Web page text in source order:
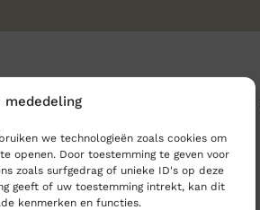
mededeling
we technologieën zoals cookies om
openen. Door toestemming te geven voor
zoals surfgedrag of unieke ID's op deze
geeft of uw toestemming intrekt, kan dit
kenmerken en functies.
in een circulaire economie. Als
voorbeelden.